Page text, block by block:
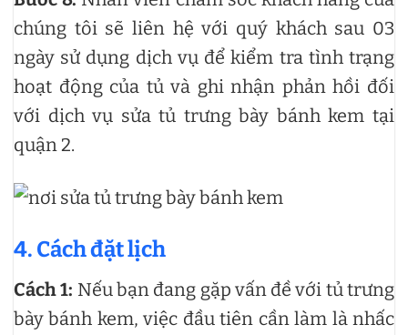
chúng tôi sẽ liên hệ với quý khách sau 03
ngày sử dụng dịch vụ để kiểm tra tình trạng
hoạt động của tủ và ghi nhận phản hồi đối
với dịch vụ sửa tủ trưng bày bánh kem tại
quận 2.
4. Cách đặt lịch
Cách 1: Nếu bạn đang gặp vấn đề với tủ trưng
bày bánh kem, việc đầu tiên cần làm là nhấc